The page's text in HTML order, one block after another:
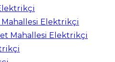
Mahallesi Elektrikçi
Mahallesi Elektrikçi